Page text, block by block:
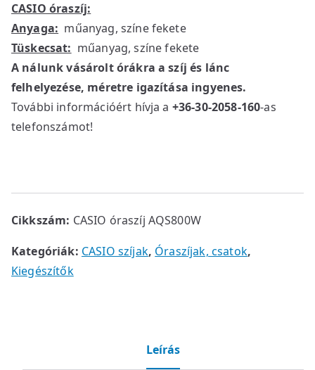
CASIO óraszíj:
Anyaga: műanyag, színe fekete
Tüskecsat: műanyag, színe fekete
A nálunk vásárolt órákra a szíj és lánc
felhelyezése, méretre igazítása ingyenes.
További információért hívja a +36-30-2058-160-as
telefonszámot!
Cikkszám: CASIO óraszíj AQS800W
Kategóriák: CASIO szíjak, Óraszíjak, csatok,
Kiegészítők
Leírás